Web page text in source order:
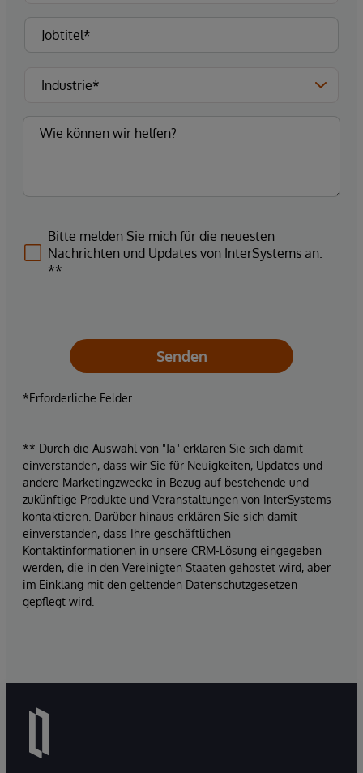
Bitte melden Sie mich für die neuesten
Nachrichten und Updates von InterSystems an.
**
Senden
*Erforderliche Felder
** Durch die Auswahl von "Ja" erklären Sie sich damit
einverstanden, dass wir Sie für Neuigkeiten, Updates und
andere Marketingzwecke in Bezug auf bestehende und
zukünftige Produkte und Veranstaltungen von InterSystems
kontaktieren. Darüber hinaus erklären Sie sich damit
einverstanden, dass Ihre geschäftlichen
Kontaktinformationen in unsere CRM-Lösung eingegeben
werden, die in den Vereinigten Staaten gehostet wird, aber
im Einklang mit den geltenden Datenschutzgesetzen
gepflegt wird.